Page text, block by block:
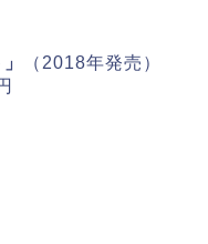
（2018年発売）